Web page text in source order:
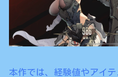
本作では、経験値やアイ